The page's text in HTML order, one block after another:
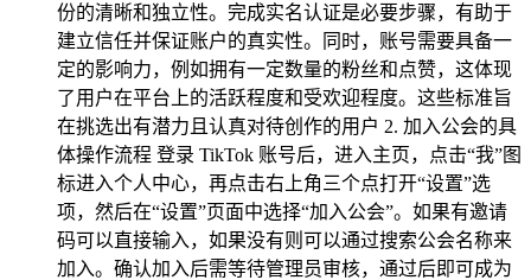
份的清晰和独立性。完成实名认证是必要步骤，有助于
建立信任并保证账户的真实性。同时，账号需要具备一
定的影响力，例如拥有一定数量的粉丝和点赞，这体现
了用户在平台上的活跃程度和受欢迎程度。这些标准旨
在挑选出有潜力且认真对待创作的用户 2. 加入公会的具
体操作流程 登录 TikTok 账号后，进入主页，点击“我”图
标进入个人中心，再点击右上角三个点打开“设置”选
项，然后在“设置”页面中选择“加入公会”。如果有邀请
码可以直接输入，如果没有则可以通过搜索公会名称来
加入。确认加入后需等待管理员审核，通过后即可成为